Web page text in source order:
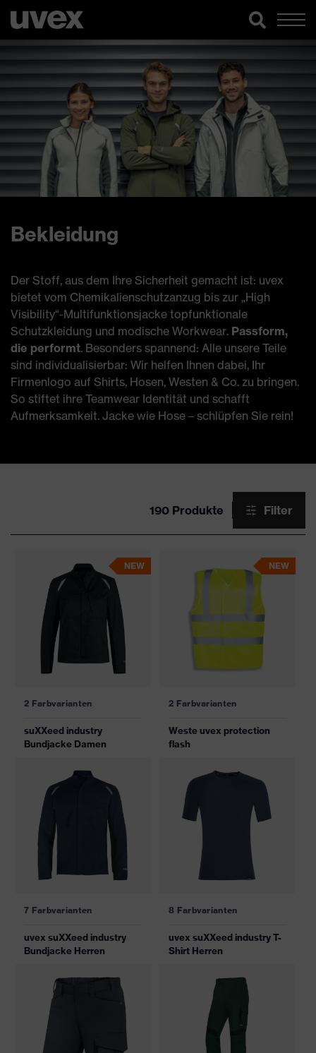
Bekleidung
Der Stoff, aus dem Ihre Sicherheit gemacht ist: uvex
bietet vom Chemikalienschutzanzug bis zur „High
Visibility“-Multifunktionsjacke topfunktionale
Schutzkleidung und modische Workwear. Passform,
die performt. Besonders spannend: Alle unsere Teile
sind individualisierbar: Wir helfen Ihnen dabei, Ihr
Firmenlogo auf Shirts, Hosen, Westen & Co. zu bringen.
So stiftet ihre Teamwear Identität und schafft
Aufmerksamkeit. Jacke wie Hose – schlüpfen Sie rein!
190 Produkte Filter
NEW
2 Farbvarianten
suXXeed industry
Bundjacke Damen
NEW
2 Farbvarianten
Weste uvex protection
flash
7 Farbvarianten
uvex suXXeed industry
Bundjacke Herren
8 Farbvarianten
uvex suXXeed industry T-
Shirt Herren